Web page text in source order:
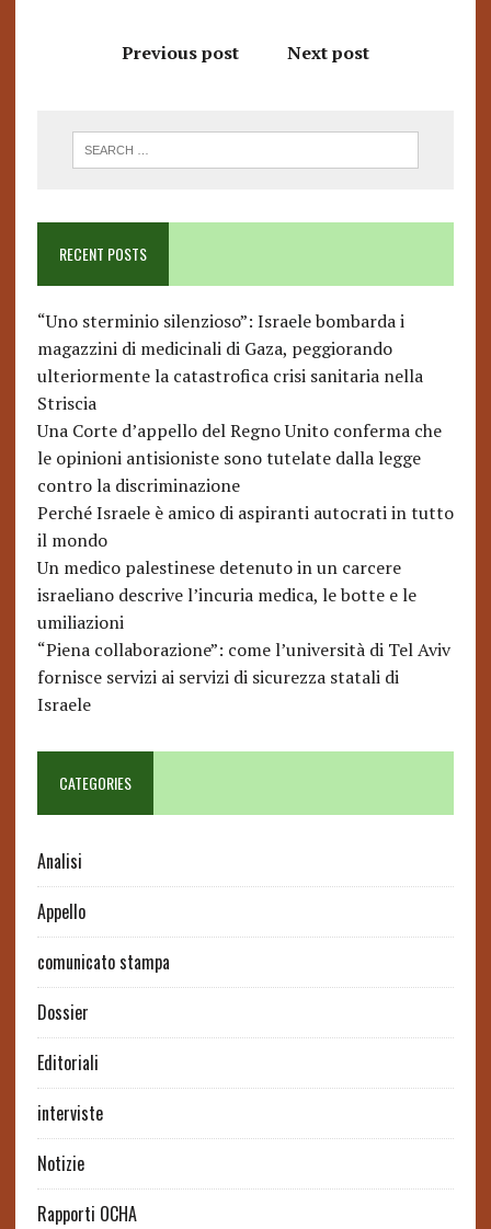
Previous post Next post
RECENT POSTS
“Uno sterminio silenzioso”: Israele bombarda i
magazzini di medicinali di Gaza, peggiorando
ulteriormente la catastrofica crisi sanitaria nella
Striscia
Una Corte d’appello del Regno Unito conferma che
le opinioni antisioniste sono tutelate dalla legge
contro la discriminazione
Perché Israele è amico di aspiranti autocrati in tutto
il mondo
Un medico palestinese detenuto in un carcere
israeliano descrive l’incuria medica, le botte e le
umiliazioni
“Piena collaborazione”: come l’università di Tel Aviv
fornisce servizi ai servizi di sicurezza statali di
Israele
CATEGORIES
Analisi
Appello
comunicato stampa
Dossier
Editoriali
interviste
Notizie
Rapporti OCHA